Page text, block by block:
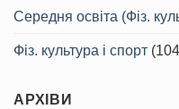
Середня освіта (Фіз.
Фіз. культура і спорт
АРХІВИ